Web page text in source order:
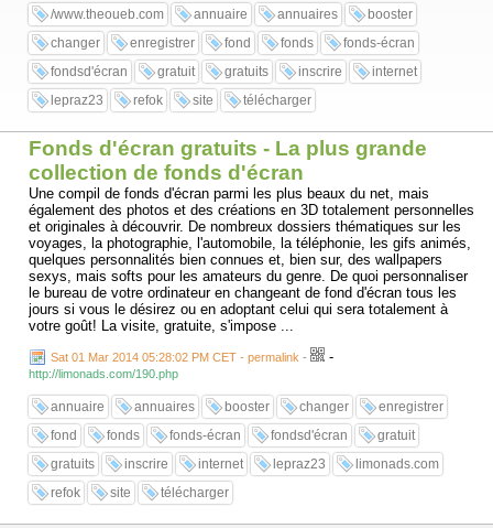
/www.theoueb.com annuaire annuaires
booster
changer
enregistrer fond fonds
fonds-écran
fondsd'écran
gratuit gratuits inscrire
internet
lepraz23
refok site télécharger
Fonds d'écran gratuits - La plus grande
collection de fonds d'écran
Une compil de fonds d'écran parmi les plus beaux du net, mais
également des photos et des créations en 3D totalement personnelles
et originales à découvrir. De nombreux dossiers thématiques sur les
voyages, la photographie, l'automobile, la téléphonie, les gifs animés,
quelques personnalités bien connues et, bien sur, des wallpapers
sexys, mais softs pour les amateurs du genre. De quoi personnaliser
le bureau de votre ordinateur en changeant de fond d'écran tous les
jours si vous le désirez ou en adoptant celui qui sera totalement à
votre goût! La visite, gratuite, s'impose ...
Sat 01 Mar 2014 05:28:02 PM CET - permalink - -
http://limonads.com/190.php
annuaire annuaires booster changer
enregistrer
fond
fonds fonds-écran fondsd'écran
gratuit
gratuits
inscrire internet lepraz23
limonads.com
refok
site télécharger